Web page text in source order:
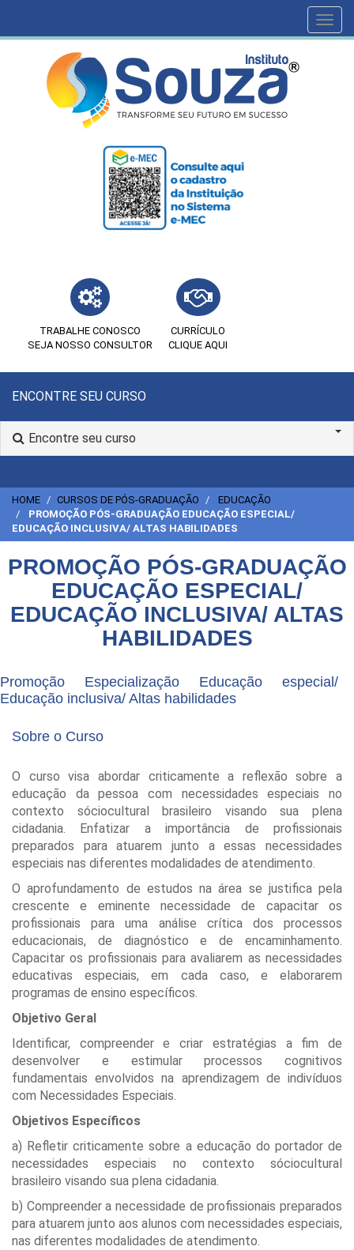
TRABALHE CONOSCO
SEJA NOSSO CONSULTOR
CURRÍCULO
CLIQUE AQUI
ENCONTRE SEU CURSO
Encontre seu curso
HOME CURSOS DE PÓS-GRADUAÇÃO
EDUCAÇÃO
PROMOÇÃO PÓS-GRADUAÇÃO EDUCAÇÃO ESPECIAL/
EDUCAÇÃO INCLUSIVA/ ALTAS HABILIDADES
PROMOÇÃO PÓS-GRADUAÇÃO
EDUCAÇÃO ESPECIAL/
EDUCAÇÃO INCLUSIVA/ ALTAS
HABILIDADES
Promoção Especialização Educação especial/
Educação inclusiva/ Altas habilidades
Sobre o Curso
O curso visa abordar criticamente a reflexão sobre a
educação da pessoa com necessidades especiais no
contexto sóciocultural brasileiro visando sua plena
cidadania. Enfatizar a importância de profissionais
preparados para atuarem junto a essas necessidades
especiais nas diferentes modalidades de atendimento.
O aprofundamento de estudos na área se justifica pela
crescente e eminente necessidade de capacitar os
profissionais para uma análise crítica dos processos
educacionais, de diagnóstico e de encaminhamento.
Capacitar os profissionais para avaliarem as necessidades
educativas especiais, em cada caso, e elaborarem
programas de ensino específicos.
Objetivo Geral
Identificar, compreender e criar estratégias a fim de
desenvolver e estimular processos cognitivos
fundamentais envolvidos na aprendizagem de indivíduos
com Necessidades Especiais.
Objetivos Específicos
a) Refletir criticamente sobre a educação do portador de
necessidades especiais no contexto sóciocultural
brasileiro visando sua plena cidadania.
b) Compreender a necessidade de profissionais preparados
para atuarem junto aos alunos com necessidades especiais,
nas diferentes modalidades de atendimento.